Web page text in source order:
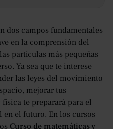
dos campos fundamentales
en la comprensión del
partículas más pequeñas
Ya sea que te interese
las leyes del movimiento
mejorar tus
te preparará para el
el futuro. En los cursos
Curso de matemáticas y